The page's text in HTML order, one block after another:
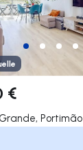
la gauche
€
Portimão